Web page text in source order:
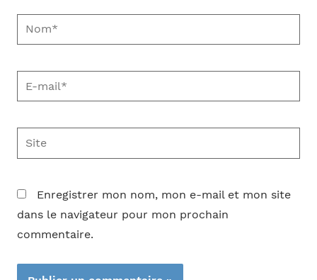
Nom*
E-
mail*
Site
Enregistrer mon nom, mon e-mail et mon site
dans le navigateur pour mon prochain
commentaire.